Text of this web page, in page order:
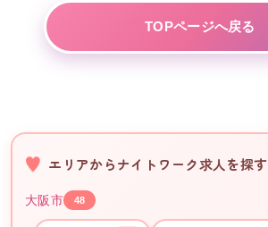
TOPページへ戻る
エリアからナイトワーク求人を探す
大阪市 48